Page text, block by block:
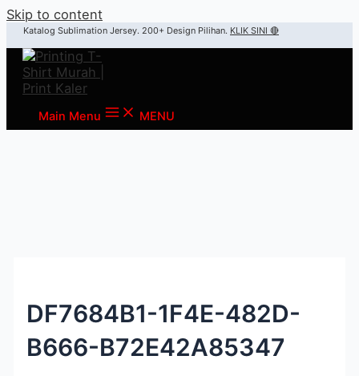
Skip to content
Katalog Sublimation Jersey. 200+ Design Pilihan. KLIK SINI 🔴
Main Menu MENU
DF7684B1-1F4E-482D-
B666-B72E42A85347